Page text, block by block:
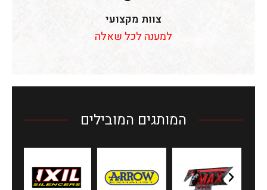
צוות מקצועי
למענה לכל שאלה
המותגים המובילים